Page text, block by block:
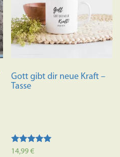
Gott gibt dir neue Kraft –
Tasse
Bewertet mit
14,99€